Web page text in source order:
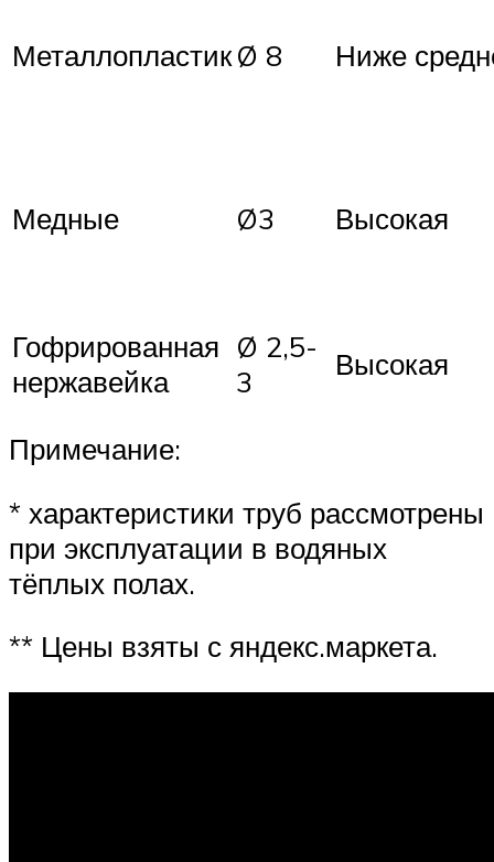
МеталлопластикØ 8 Ниже
Медные Ø3 Высокая
Гофрированная
нержавейка
Ø 2,5-
3
Высокая
Примечание:
* характеристики труб рассмотрены
при эксплуатации в водяных
тёплых полах.
** Цены взяты с яндекс.маркета.